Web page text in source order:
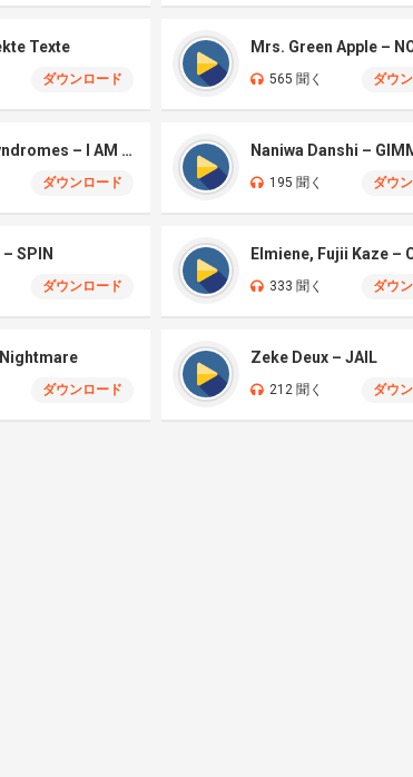
Texte
ダウンロード 565 聞く ダウ
Burnout Syndromes – I AM A HERO
ダウンロード 195 聞く ダウ
SPIN
ダウンロード 333 聞く ダウ
ダウンロード
Zeke Deux – JAIL
212 聞く ダウ